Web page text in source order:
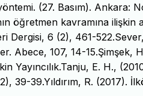
(27. Basım). Ankara:
öğretmen kavramına ilişkin
Dergisi, 6 (2), 461-
Abece, 107, 14-15.Şimşek,
Yayıncılık.Tanju, E. H.,
39-39.Yıldırım, R. (2017).